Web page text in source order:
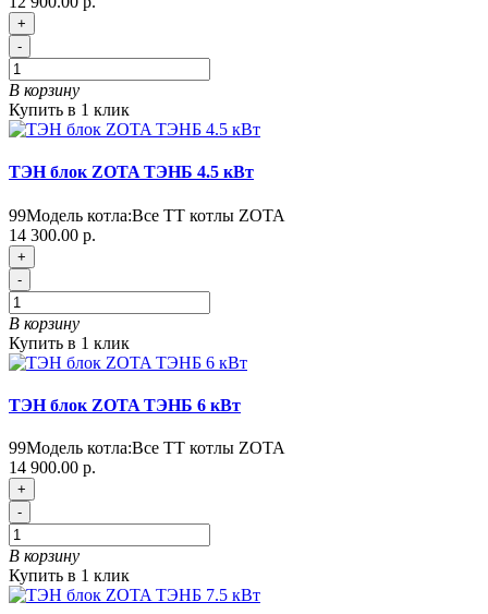
+
-
В корзину
Купить в 1 клик
ТЭН блок ZOTA ТЭНБ 4.5 кВт
99Модель котла:Все ТТ котлы ZOTA
14 300.00 р.
+
-
В корзину
Купить в 1 клик
ТЭН блок ZOTA ТЭНБ 6 кВт
99Модель котла:Все ТТ котлы ZOTA
14 900.00 р.
+
-
В корзину
Купить в 1 клик